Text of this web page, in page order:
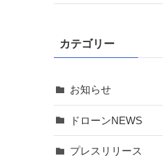
カテゴリー
お知らせ
ドローンNEWS
プレスリリース